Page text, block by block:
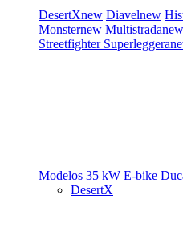
DesertXnew Diavelnew
Monsternew Multistradanew
Streetfighter Superleggera
Modelos 35 kW E-bike
DesertX